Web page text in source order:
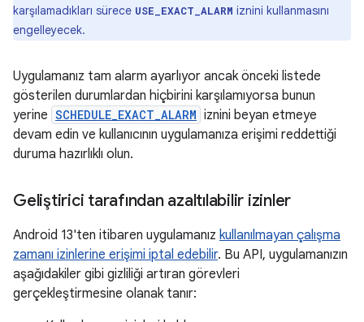
karşılamadıkları sürece USE_EXACT_ALARM iznini kullanmasını
engelleyecek.
Uygulamanız tam alarm ayarlıyor ancak önceki listede
gösterilen durumlardan hiçbirini karşılamıyorsa bunun
yerine SCHEDULE_EXACT_ALARM iznini beyan etmeye
devam edin ve kullanıcının uygulamanıza erişimi reddettiği
duruma hazırlıklı olun.
Geliştirici tarafından azaltılabilir izinler
Android 13'ten itibaren uygulamanız kullanılmayan çalışma
zamanı izinlerine erişimi iptal edebilir. Bu API, uygulamanızın
aşağıdakiler gibi gizliliği artıran görevleri
gerçekleştirmesine olanak tanır: